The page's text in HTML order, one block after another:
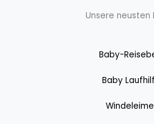
Unsere neusten
Baby-
Baby